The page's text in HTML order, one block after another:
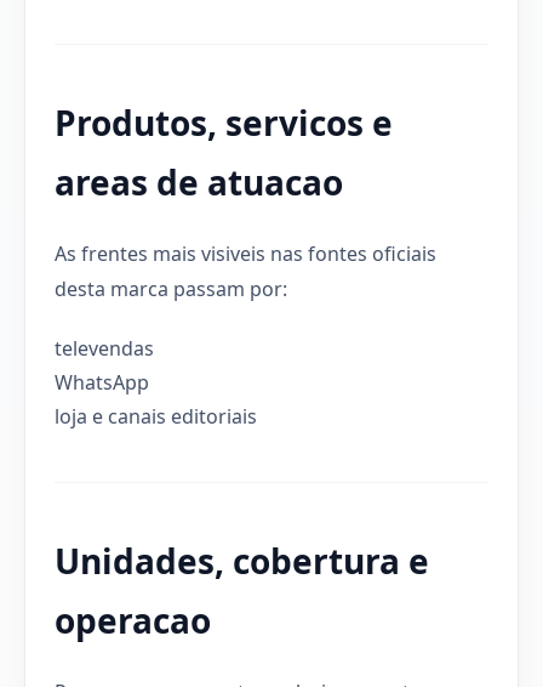
Produtos, servicos e
areas de atuacao
As frentes mais visiveis nas fontes oficiais
desta marca passam por:
televendas
WhatsApp
loja e canais editoriais
Unidades, cobertura e
operacao